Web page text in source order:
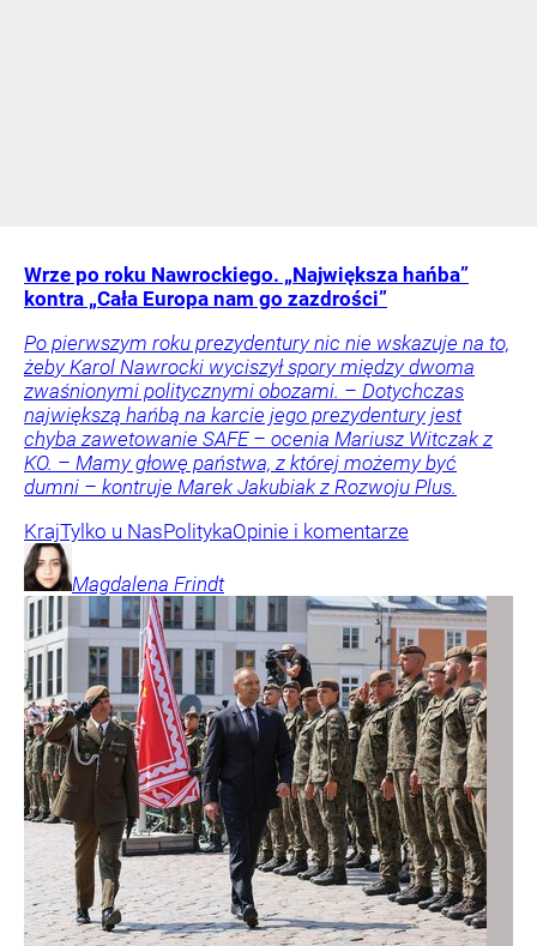
Wrze po roku Nawrockiego. „Największa hańba”
kontra „Cała Europa nam go zazdrości”
Po pierwszym roku prezydentury nic nie wskazuje na to,
żeby Karol Nawrocki wyciszył spory między dwoma
zwaśnionymi politycznymi obozami. – Dotychczas
największą hańbą na karcie jego prezydentury jest
chyba zawetowanie SAFE – ocenia Mariusz Witczak z
KO. – Mamy głowę państwa, z której możemy być
dumni – kontruje Marek Jakubiak z Rozwoju Plus.
KrajTylko u NasPolitykaOpinie i komentarze
Magdalena Frindt